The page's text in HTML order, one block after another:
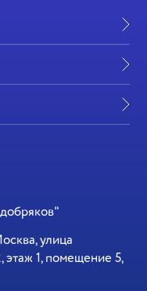
улица
этаж 1, помещение 5,